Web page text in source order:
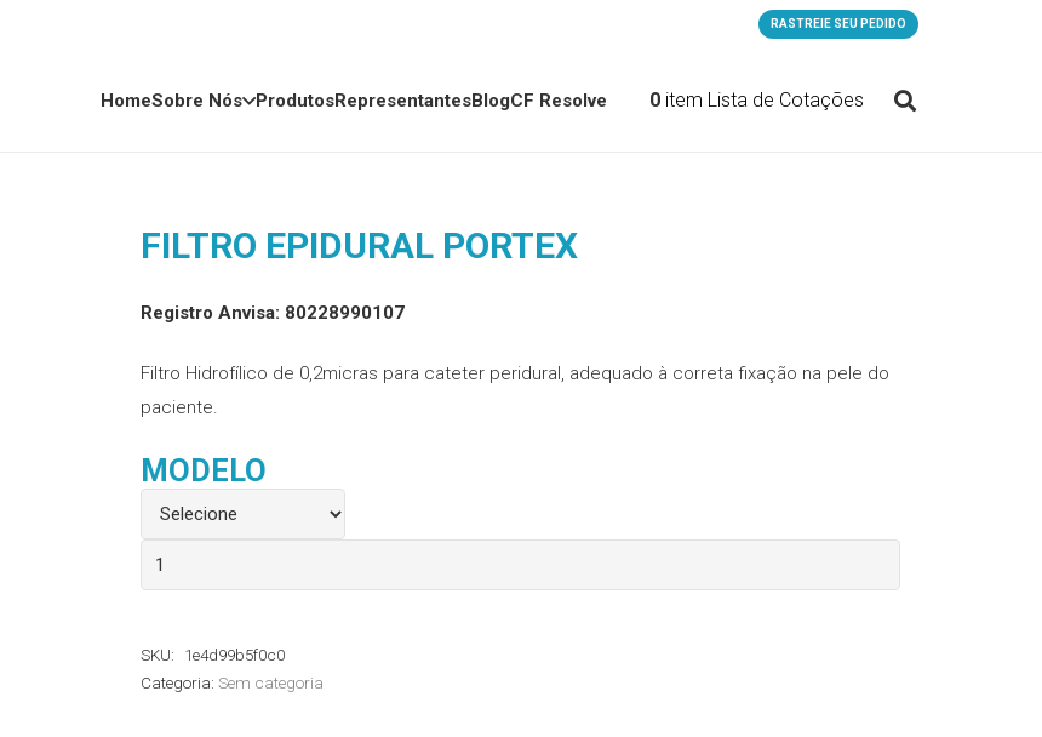
RASTREIE SEU PEDIDO
HomeSobre Nós ProdutosRepresentantesBlogCF Resolve 0 item Lista de Cotações
FILTRO EPIDURAL PORTEX
Registro Anvisa: 80228990107
Filtro Hidrofílico de 0,2micras para cateter peridural, adequado à correta fixação na pele do
paciente.
MODELO
Filtro
Epidural
quantidade
SKU:
1e4d99b5f0c0
Categoria: Sem categoria